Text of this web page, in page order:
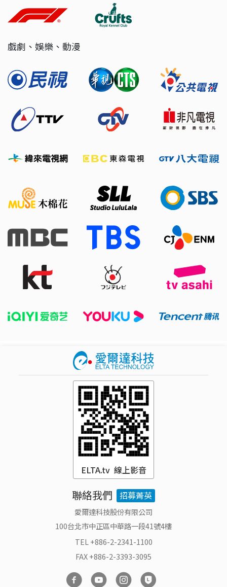
戲劇、娛樂、動漫
ELTA.tv 線上影音
聯絡我們 招募菁英
愛爾達科技股份有限公司
100台北市中正區中華路一段41號4樓
TEL +886-2-2341-1100
FAX +886-2-3393-3095